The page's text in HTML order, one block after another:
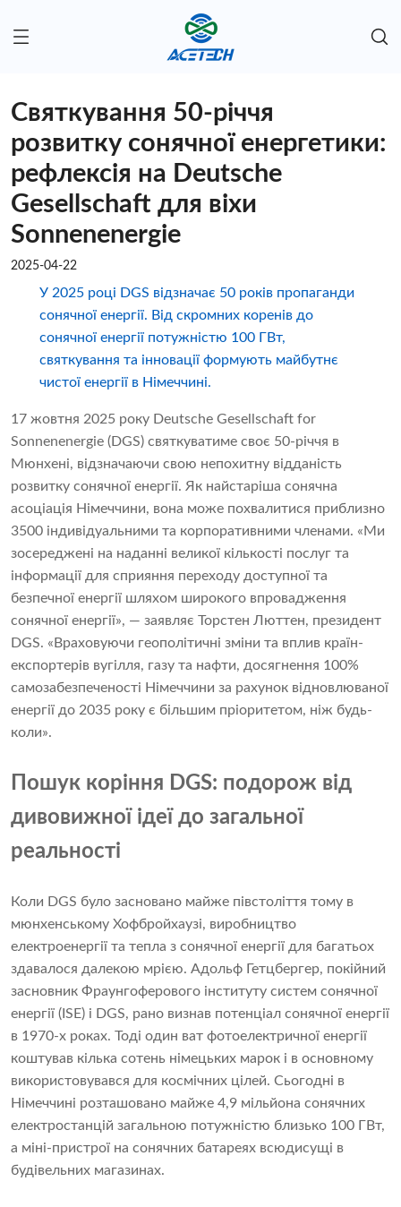
Святкування 50-річчя
розвитку сонячної енергетики:
рефлексія на Deutsche
Gesellschaft для віхи
Sonnenenergie
2025-04-22
У 2025 році DGS відзначає 50 років пропаганди
сонячної енергії. Від скромних коренів до
сонячної енергії потужністю 100 ГВт,
святкування та інновації формують майбутнє
чистої енергії в Німеччині.
17 жовтня 2025 року Deutsche Gesellschaft for
Sonnenenergie (DGS) святкуватиме своє 50-річчя в
Мюнхені, відзначаючи свою непохитну відданість
розвитку сонячної енергії. Як найстаріша сонячна
асоціація Німеччини, вона може похвалитися приблизно
3500 індивідуальними та корпоративними членами. «Ми
зосереджені на наданні великої кількості послуг та
інформації для сприяння переходу доступної та
безпечної енергії шляхом широкого впровадження
сонячної енергії», — заявляє Торстен Люттен, президент
DGS. «Враховуючи геополітичні зміни та вплив країн-
експортерів вугілля, газу та нафти, досягнення 100%
самозабезпеченості Німеччини за рахунок відновлюваної
енергії до 2035 року є більшим пріоритетом, ніж будь-
коли».
Пошук коріння DGS: подорож від
дивовижної ідеї до загальної
реальності
Коли DGS було засновано майже півстоліття тому в
мюнхенському Хофбройхаузі, виробництво
електроенергії та тепла з сонячної енергії для багатьох
здавалося далекою мрією. Адольф Гетцбергер, покійний
засновник Фраунгоферового інституту систем сонячної
енергії (ISE) і DGS, рано визнав потенціал сонячної енергії
в 1970-х роках. Тоді один ват фотоелектричної енергії
коштував кілька сотень німецьких марок і в основному
використовувався для космічних цілей. Сьогодні в
Німеччині розташовано майже 4,9 мільйона сонячних
електростанцій загальною потужністю близько 100 ГВт,
а міні-пристрої на сонячних батареях всюдисущі в
будівельних магазинах.